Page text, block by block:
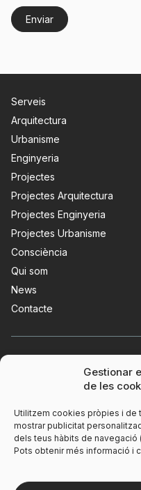
Gestionar
de les
Utilitzem cookies pròpies i de
mostrar publicitat
dels teus hàbits de
Pots obtenir més informació i
Serveis
Arquitectura
Urbanisme
Enginyeria
Projectes
Projectes Arquitectura
Projectes Enginyeria
Projectes Urbanisme
Consciència
Qui som
News
Contacte